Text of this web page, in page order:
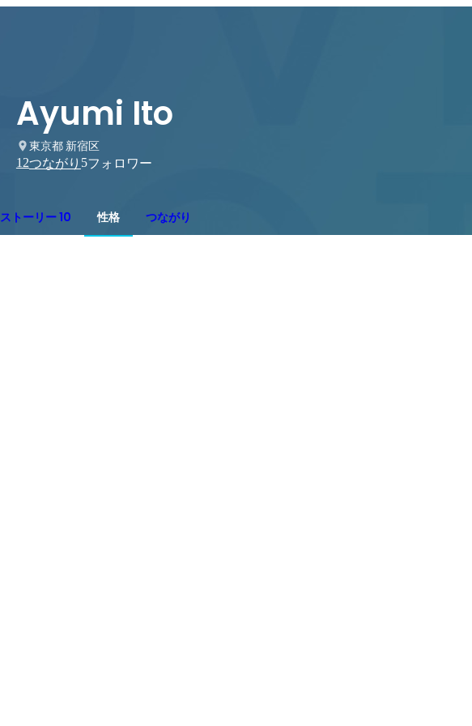
Ayumi Ito
東京都 新宿区
12つながり 5フォロワー
ストーリー 10 性格 つながり